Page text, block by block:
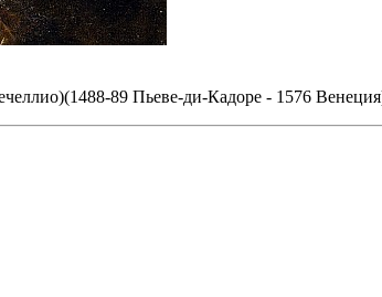
89 Пьеве-ди-Кадоре - 1576